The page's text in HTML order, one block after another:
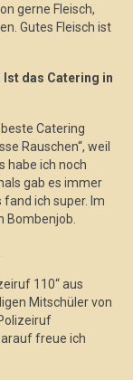
gerne Fleisch,
Gutes Fleisch ist
Ist das Catering in
Catering
Rauschen“, weil
habe ich noch
gab es immer
ich super. Im
Bombenjob.
110“ aus
Mitschüler von
freue ich